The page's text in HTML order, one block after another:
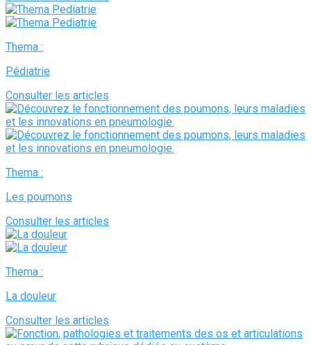
Thema :
Pédiatrie
Consulter les articles
Thema :
Les poumons
Consulter les articles
Thema :
La douleur
Consulter les articles